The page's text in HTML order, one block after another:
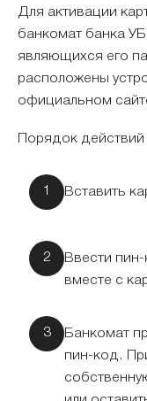
Для активации
банкомат банка
являющихся его
расположены
официальном
Порядок
Вставить
Ввести
вместе с
Банкомат
пин-код.